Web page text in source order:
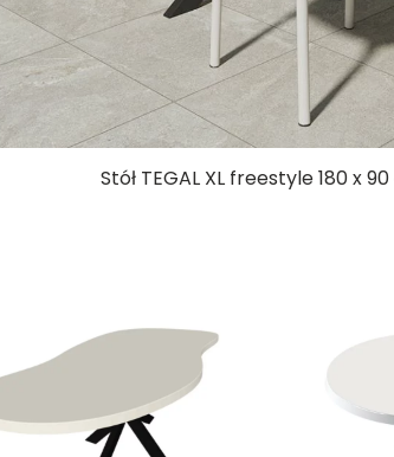
Stół TEGAL XL freestyle 180 x